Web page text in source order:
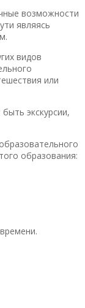
возможности
являясь
видов
или
экскурсии,
образования: